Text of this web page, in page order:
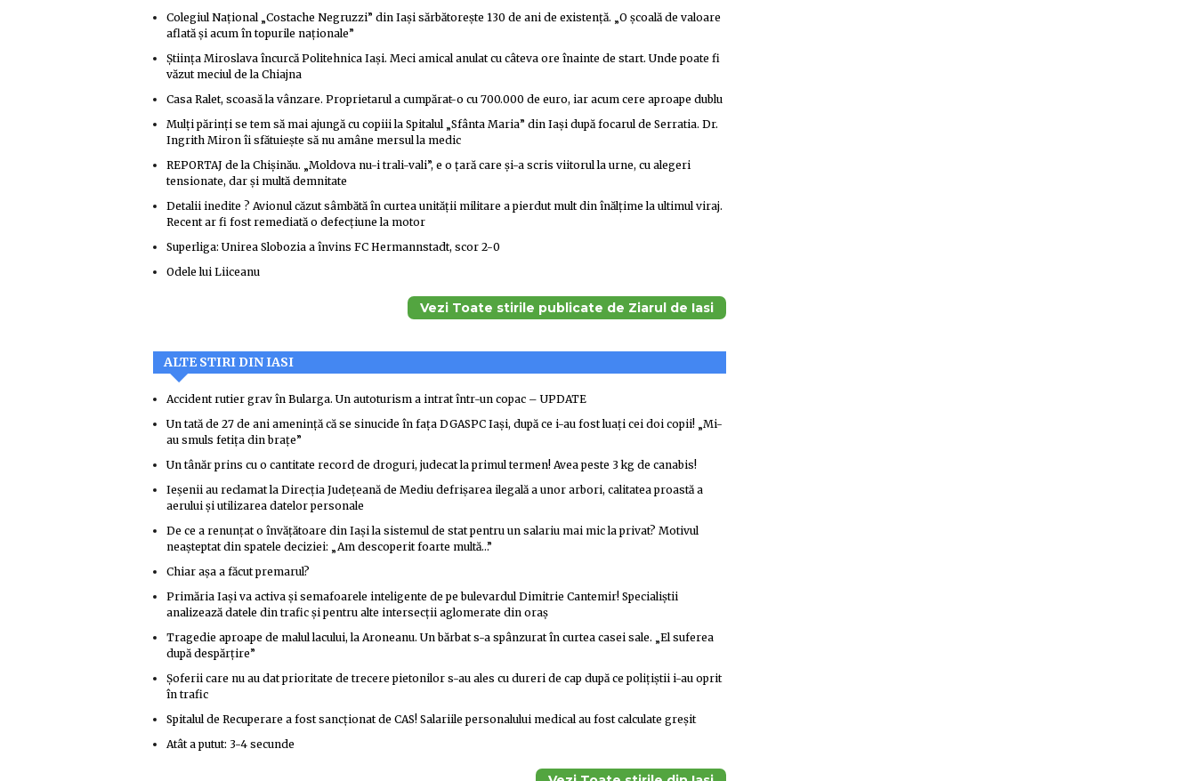
Colegiul Național „Costache Negruzzi” din Iași sărbătorește 130 de ani de existență. „O școală de valoare
aflată și acum în topurile naționale”
Știința Miroslava încurcă Politehnica Iași. Meci amical anulat cu câteva ore înainte de start. Unde poate fi
văzut meciul de la Chiajna
Casa Ralet, scoasă la vânzare. Proprietarul a cumpărat-o cu 700.000 de euro, iar acum cere aproape dublu
Mulți părinți se tem să mai ajungă cu copiii la Spitalul „Sfânta Maria” din Iași după focarul de Serratia. Dr.
Ingrith Miron îi sfătuiește să nu amâne mersul la medic
REPORTAJ de la Chișinău. „Moldova nu-i trali-vali”, e o țară care și-a scris viitorul la urne, cu alegeri
tensionate, dar și multă demnitate
Detalii inedite ? Avionul căzut sâmbătă în curtea unității militare a pierdut mult din înălțime la ultimul viraj.
Recent ar fi fost remediată o defecțiune la motor
Superliga: Unirea Slobozia a învins FC Hermannstadt, scor 2-0
Odele lui Liiceanu
Vezi Toate stirile publicate de Ziarul de Iasi
ALTE STIRI DIN IASI
Accident rutier grav în Bularga. Un autoturism a intrat într-un copac – UPDATE
Un tată de 27 de ani amenință că se sinucide în fața DGASPC Iași, după ce i-au fost luați cei doi copii! „Mi-
au smuls fetița din brațe”
Un tânăr prins cu o cantitate record de droguri, judecat la primul termen! Avea peste 3 kg de canabis!
Ieșenii au reclamat la Direcția Județeană de Mediu defrișarea ilegală a unor arbori, calitatea proastă a
aerului și utilizarea datelor personale
De ce a renunțat o învățătoare din Iași la sistemul de stat pentru un salariu mai mic la privat? Motivul
neașteptat din spatele deciziei: „Am descoperit foarte multă…”
Chiar așa a făcut premarul?
Primăria Iași va activa și semafoarele inteligente de pe bulevardul Dimitrie Cantemir! Specialiștii
analizează datele din trafic și pentru alte intersecții aglomerate din oraș
Tragedie aproape de malul lacului, la Aroneanu. Un bărbat s-a spânzurat în curtea casei sale. „El suferea
după despărțire”
Șoferii care nu au dat prioritate de trecere pietonilor s-au ales cu dureri de cap după ce polițiștii i-au oprit
în trafic
Spitalul de Recuperare a fost sancționat de CAS! Salariile personalului medical au fost calculate greșit
Atât a putut: 3-4 secunde